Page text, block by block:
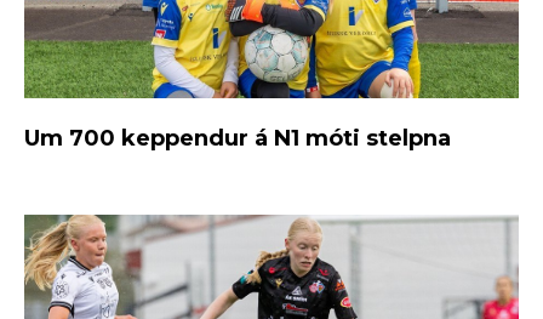
Um 700 keppendur á N1 móti stelpna